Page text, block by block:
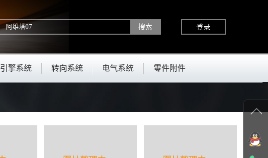
登录
引擎系统 转向系统 电气系统 零件附件